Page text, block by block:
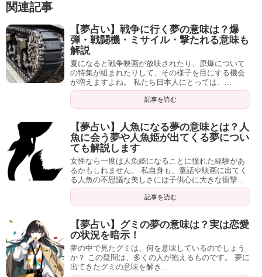
す。
記事の続きを読む
関連記事
【夢占い】戦争に行く夢の意味は？爆
弾・戦闘機・ミサイル・撃たれる意味も
解説
夏になると戦争映画が放映されたり、原爆について
の特集が組まれたりして、その様子を目にする機会
が増えますよね。 私たち日本人にとっては、...
記事を読む
【夢占い】人魚になる夢の意味とは？人
魚に会う夢や人魚姫が出てくる夢につい
ても解説します
女性なら一度は人魚姫になることに憧れた経験があ
るかもしれません。 私自身も、童話や映画に出てく
る人魚の不思議な美しさには子供心に大きな衝撃...
記事を読む
【夢占い】グミの夢の意味は？実は恋愛
の状況を暗示！
夢の中で見たグミは、何を意味しているのでしょう
か？ この疑問は、多くの人が抱えるものです。 夢に
出てきたグミの意味を解き...